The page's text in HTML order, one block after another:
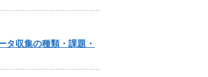
タ収集の種類・課題・